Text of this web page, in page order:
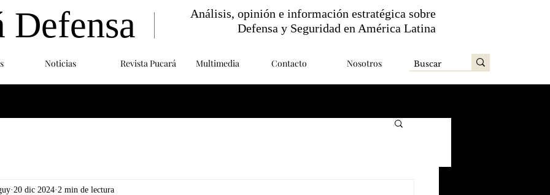
Noticias Revista Pucará Multimedia Contacto Nosotros
Defensa
Análisis, opinión e información estratégica sobre
Defensa y Seguridad en América Latina
20 dic 2024 2 min de lectura